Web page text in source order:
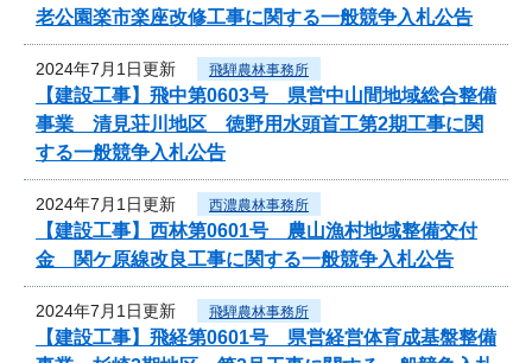
老公園楽市楽座改修工事に関する一般競争入札公告
2024年7月1日更新 飛騨農林事務所
【建設工事】飛中第0603号 県営中山間地域総合整備
事業 清見荘川地区 徳野用水頭首工第2期工事に関
する一般競争入札公告
2024年7月1日更新 西濃農林事務所
【建設工事】西林第0601号 農山漁村地域整備交付
金 関ケ原線改良工事に関する一般競争入札公告
2024年7月1日更新 飛騨農林事務所
【建設工事】飛経第0601号 県営経営体育成基盤整備